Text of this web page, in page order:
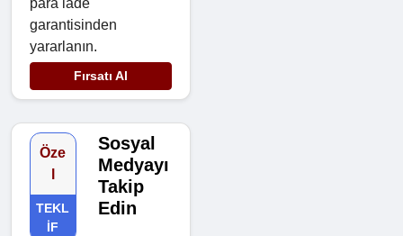
para iade
garantisinden
yararlanın.
Fırsatı Al
Öze
TEKL
IF
Sosyal
Medyayı
Takip
Edin